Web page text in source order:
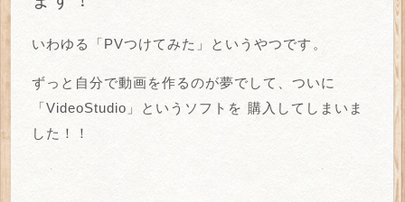
いわゆる「PVつけてみた」というやつです。
ずっと自分で動画を作るのが夢でして、ついに
「VideoStudio」というソフトを 購入してしまいま
した！！